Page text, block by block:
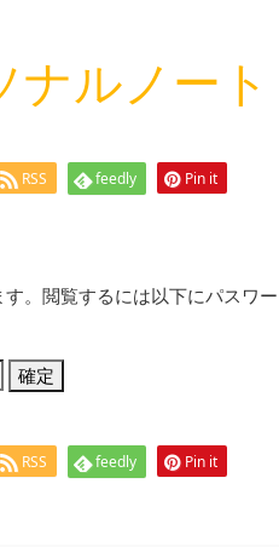
ナルノート
RSS feedly Pin it
。閲覧するには以下にパスワー
RSS feedly Pin it